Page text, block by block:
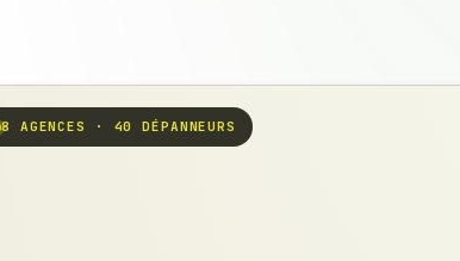
8 AGENCES · 40 DÉPANNEURS